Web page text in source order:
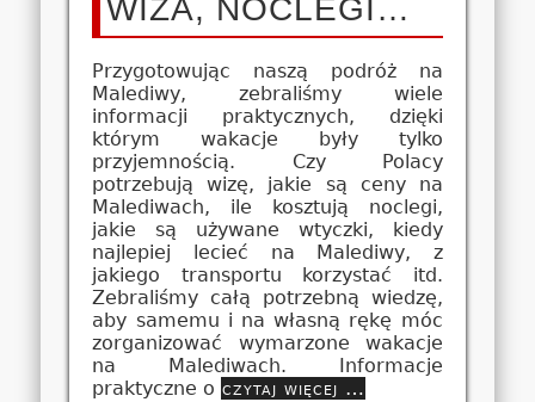
WIZA, NOCLEGI…
Przygotowując naszą podróż na
Malediwy, zebraliśmy wiele
informacji praktycznych, dzięki
którym wakacje były tylko
przyjemnością. Czy Polacy
potrzebują wizę, jakie są ceny na
Malediwach, ile kosztują noclegi,
jakie są używane wtyczki, kiedy
najlepiej lecieć na Malediwy, z
jakiego transportu korzystać itd.
Zebraliśmy całą potrzebną wiedzę,
aby samemu i na własną rękę móc
zorganizować wymarzone wakacje
na Malediwach. Informacje
praktyczne o czytaj więcej …